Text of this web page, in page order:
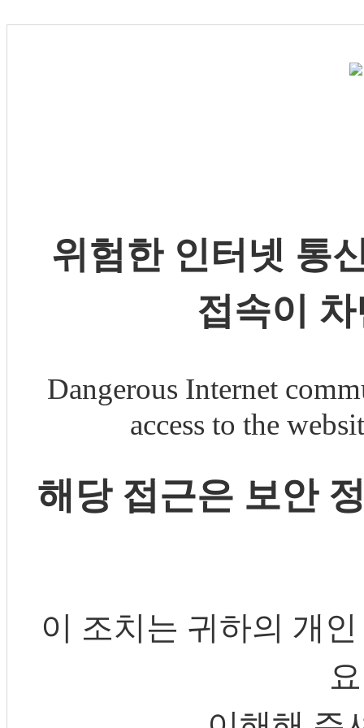
위험한 인터넷 통
접속이
Dangerous Internet
access to the
해당 접근은 보안
이 조치는 귀하의 개